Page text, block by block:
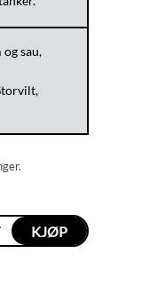
og sau
KJØP